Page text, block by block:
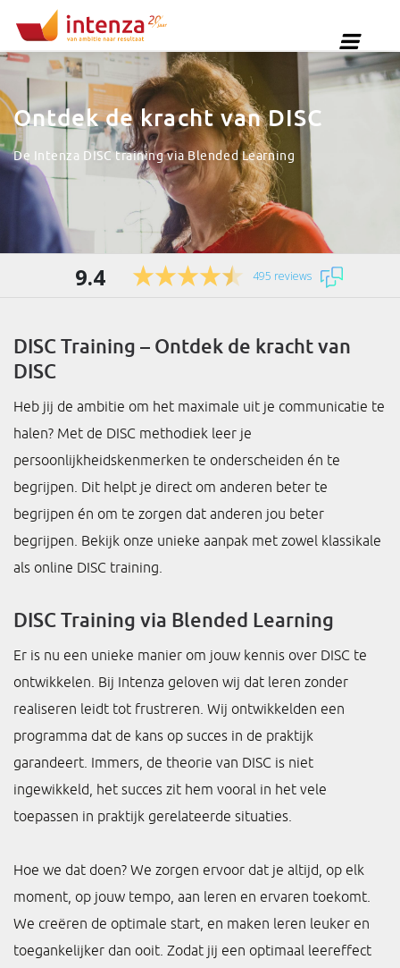
Ontdek de kracht van DISC
De Intenza DISC training via Blended Learning
9.4 495 reviews
DISC Training – Ontdek de kracht van
DISC
Heb jij de ambitie om het maximale uit je communicatie te
halen? Met de DISC methodiek leer je
persoonlijkheidskenmerken te onderscheiden én te
begrijpen. Dit helpt je direct om anderen beter te
begrijpen én om te zorgen dat anderen jou beter
begrijpen. Bekijk onze unieke aanpak met zowel klassikale
als online DISC training.
DISC Training via Blended Learning
Er is nu een unieke manier om jouw kennis over DISC te
ontwikkelen. Bij Intenza geloven wij dat leren zonder
realiseren leidt tot frustreren. Wij ontwikkelden een
programma dat de kans op succes in de praktijk
garandeert. Immers, de theorie van DISC is niet
ingewikkeld, het succes zit hem vooral in het vele
toepassen in praktijk gerelateerde situaties.
Hoe we dat doen? We zorgen ervoor dat je altijd, op elk
moment, op jouw tempo, aan leren en ervaren toekomt.
We creëren de optimale start, en maken leren leuker en
toegankelijker dan ooit. Zodat jij een optimaal leereffect